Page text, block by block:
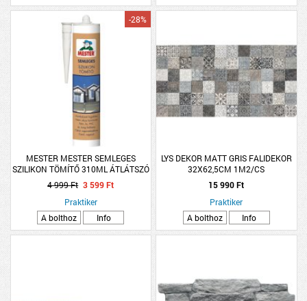
MESTER MESTER SEMLEGES
SZILIKON TÖMÍTŐ 310ML ÁTLÁTSZÓ
-28%
4 999 Ft 3 599 Ft
Praktiker
A bolthoz
Info
LYS DEKOR MATT GRIS FALIDEKOR
32X62,5CM 1M2/CS
15 990 Ft
Praktiker
A bolthoz
Info